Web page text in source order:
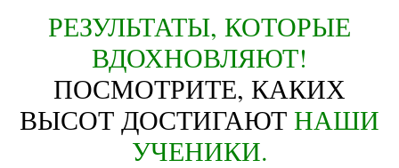
РЕЗУЛЬТАТЫ, КОТОРЫЕ
ВДОХНОВЛЯЮТ!
ПОСМОТРИТЕ, КАКИХ
ВЫСОТ ДОСТИГАЮТ НАШИ
УЧЕНИКИ.